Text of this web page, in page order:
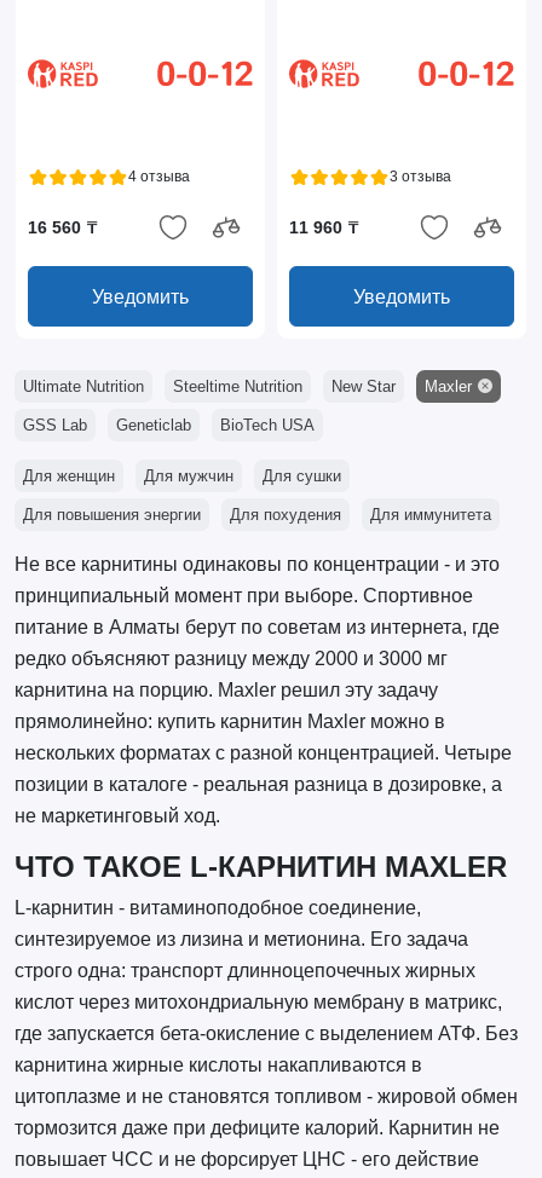
4 отзыва
16 560 ₸
Уведомить
3 отзыва
11 960 ₸
Уведомить
Ultimate Nutrition Steeltime Nutrition New Star Maxler
GSS Lab Geneticlab BioTech USA
Для женщин Для мужчин Для сушки
Для повышения энергии Для похудения Для иммунитета
Не все карнитины одинаковы по концентрации - и это
принципиальный момент при выборе. Спортивное
питание в Алматы берут по советам из интернета, где
редко объясняют разницу между 2000 и 3000 мг
карнитина на порцию. Maxler решил эту задачу
прямолинейно: купить карнитин Maxler можно в
нескольких форматах с разной концентрацией. Четыре
позиции в каталоге - реальная разница в дозировке, а
не маркетинговый ход.
ЧТО ТАКОЕ L-КАРНИТИН MAXLER
L-карнитин - витаминоподобное соединение,
синтезируемое из лизина и метионина. Его задача
строго одна: транспорт длинноцепочечных жирных
кислот через митохондриальную мембрану в матрикс,
где запускается бета-окисление с выделением АТФ. Без
карнитина жирные кислоты накапливаются в
цитоплазме и не становятся топливом - жировой обмен
тормозится даже при дефиците калорий. Карнитин не
повышает ЧСС и не форсирует ЦНС - его действие